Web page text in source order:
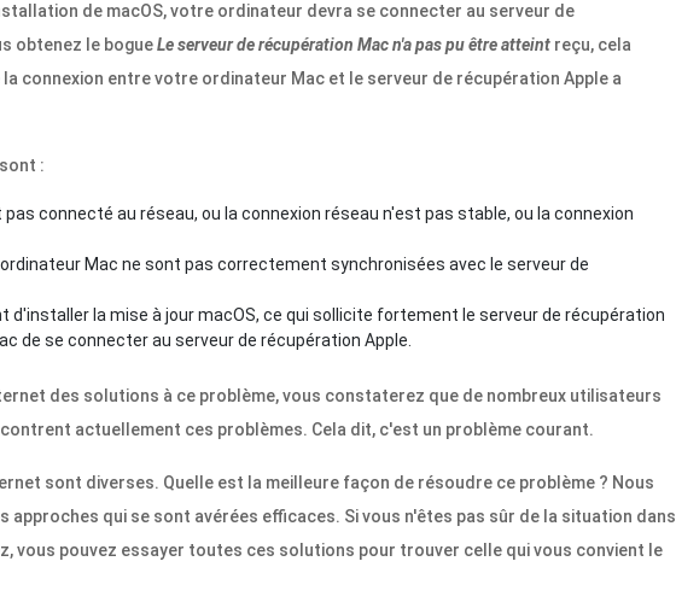
de macOS, votre ordinateur devra se connecter au serveur de
obtenez le bogueLe serveur de récupération Mac n'a pas pu être atteint reçu, cela
connexion entre votre ordinateur Mac et le serveur de récupération Apple a
:
connecté au réseau, ou la connexion réseau n'est pas stable, ou la connexion
Mac ne sont pas correctement synchronisées avec le serveur de
d'installer la mise à jour macOS, ce qui sollicite fortement le serveur de récupération
de se connecter au serveur de récupération Apple.
des solutions à ce problème, vous constaterez que de nombreux utilisateurs
actuellement ces problèmes. Cela dit, c'est un problème courant.
sont diverses. Quelle est la meilleure façon de résoudre ce problème ? Nous
approches qui se sont avérées efficaces. Si vous n'êtes pas sûr de la situation dans
vous pouvez essayer toutes ces solutions pour trouver celle qui vous convient le